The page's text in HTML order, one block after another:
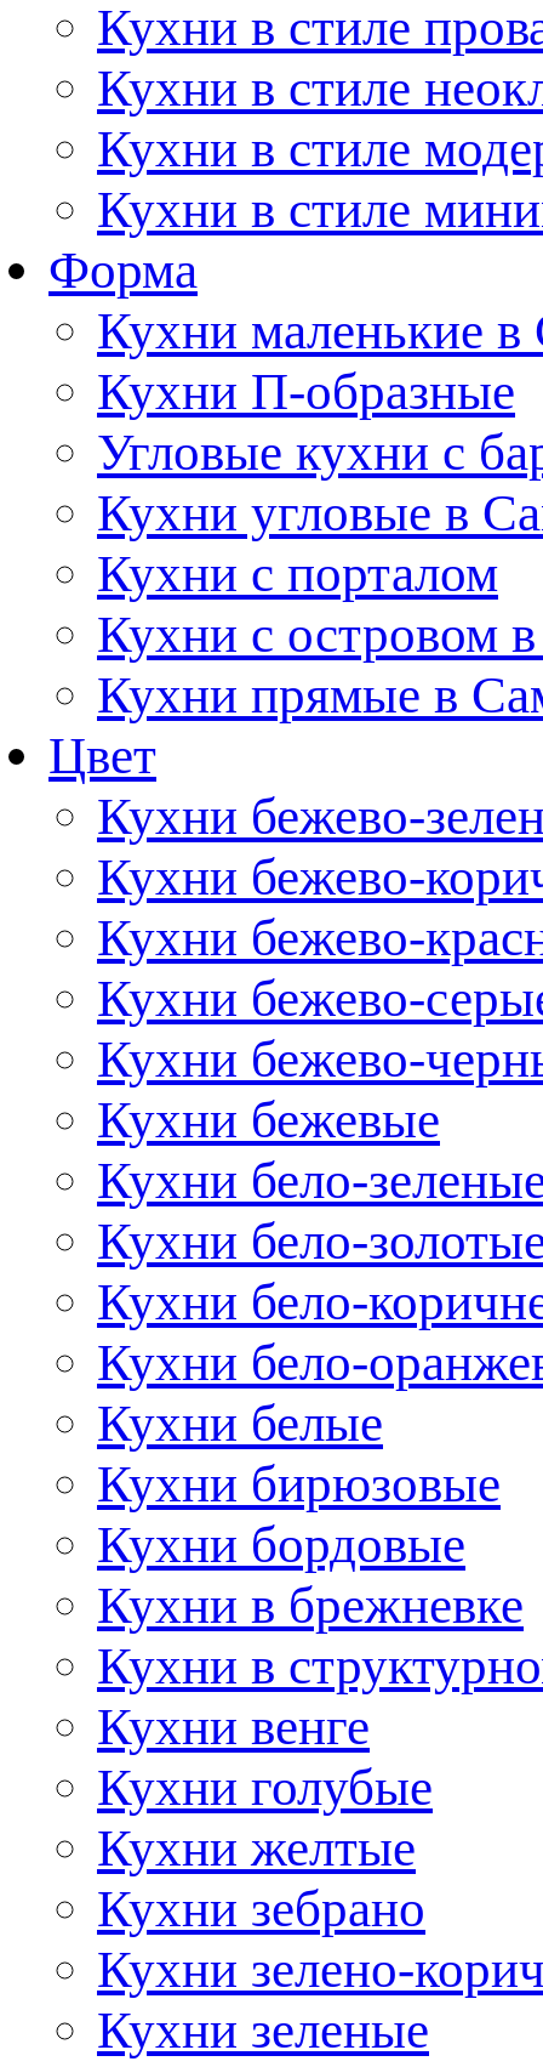
Кухни в стиле
Кухни в стиле
Кухни в стиле
Кухни в стиле
Форма
Кухни маленькие в
Кухни П-образные
Угловые кухни с
Кухни угловые в
Кухни с порталом
Кухни с островом
Кухни прямые в
Цвет
Кухни бежево-
Кухни бежево-
Кухни бежево-
Кухни бежево-
Кухни бежево-
Кухни бежевые
Кухни бело-
Кухни бело-
Кухни бело-
Кухни бело-
Кухни белые
Кухни бирюзовые
Кухни бордовые
Кухни в брежневке
Кухни в
Кухни венге
Кухни голубые
Кухни желтые
Кухни зебрано
Кухни зелено-
Кухни зеленые